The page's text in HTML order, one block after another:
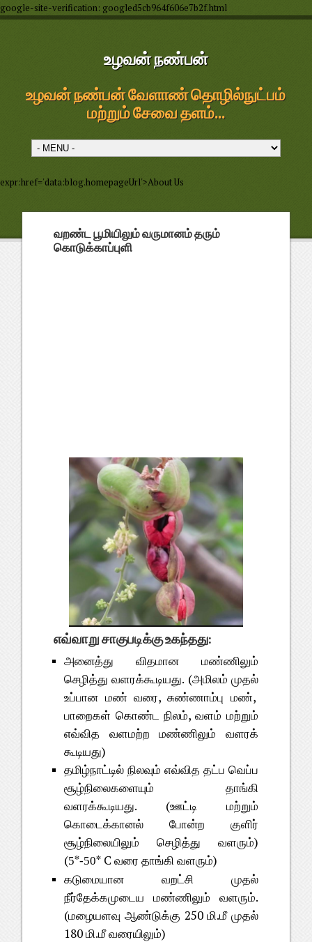
google-site-verification: googled5cb964f606e7b2f.html
உழவன் நண்பன்
உழவன் நண்பன் வேளாண் தொழில்நுட்பம்
மற்றும் சேவை தளம்...
expr:href='data:blog.homepageUrl'>About Us
வறண்ட பூமியிலும் வருமானம் தரும்
கொடுக்காப்புளி
எவ்வாறு சாகுபடிக்கு உகந்தது:
அனைத்து விதமான மண்ணிலும்
செழித்து வளரக்கூடியது. (அமிலம் முதல்
உப்பான மண் வரை, சுண்ணாம்பு மண்,
பாறைகள் கொண்ட நிலம், வளம் மற்றும்
எவ்வித வளமற்ற மண்ணிலும் வளரக்
கூடியது)
தமிழ்நாட்டில் நிலவும் எவ்வித தட்ப வெப்ப
சூழ்நிலைகளையும் தாங்கி
வளரக்கூடியது. (ஊட்டி மற்றும்
கொடைக்கானல் போன்ற குளிர்
சூழ்நிலையிலும் செழித்து வளரும்)
(5*-50* C வரை தாங்கி வளரும்)
கடுமையான வறட்சி முதல்
நீர்தேக்கமுடைய மண்ணிலும் வளரும்.
(மழையளவு ஆண்டுக்கு 250 மி.மீ முதல்
180 மி.மீ வரையிலும்)